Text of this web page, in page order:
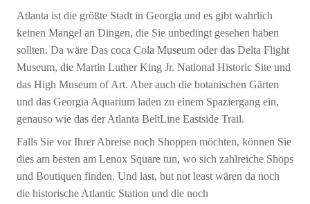
Atlanta ist die größte Stadt in Georgia und es gibt wahrlich
keinen Mangel an Dingen, die Sie unbedingt gesehen haben
sollten. Da wäre Das coca Cola Museum oder das Delta Flight
Museum, die Martin Luther King Jr. National Historic Site und
das High Museum of Art. Aber auch die botanischen Gärten
und das Georgia Aquarium laden zu einem Spaziergang ein,
genauso wie das der Atlanta BeltLine Eastside Trail.
Falls Sie vor Ihrer Abreise noch Shoppen möchten, können Sie
dies am besten am Lenox Square tun, wo sich zahlreiche Shops
und Boutiquen finden. Und last, but not least wären da noch
die historische Atlantic Station und die noch